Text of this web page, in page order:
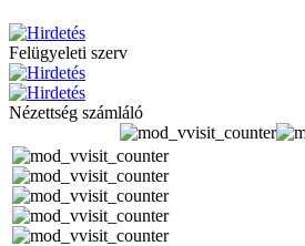
Felügyeleti szerv
Nézettség számláló